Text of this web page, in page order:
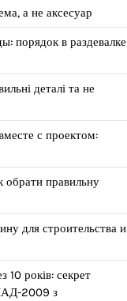
а не аксесуар
порядок в раздевалке
деталі та не
с проектом:
обрати правильну
для строительства и
10 років: секрет
2009 з